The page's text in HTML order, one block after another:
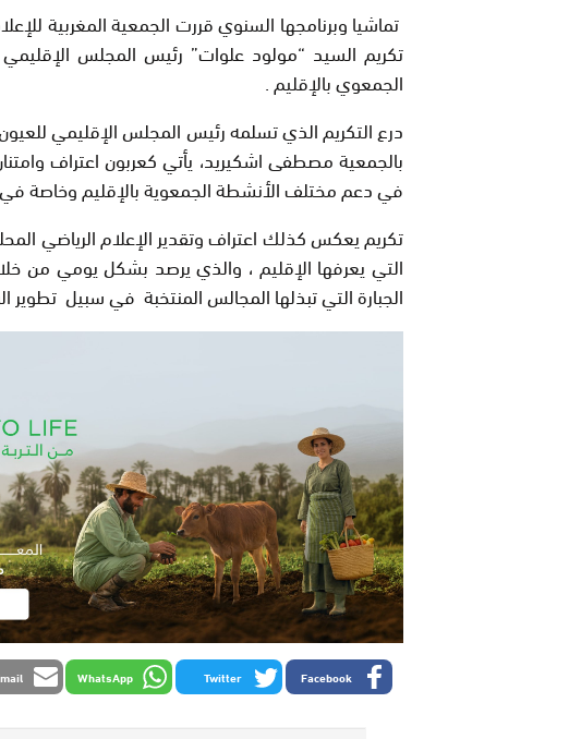
تماشيا وبرنامجها السنوي قررت الجمعية المغربية
تكريم السيد “مولود علوات” رئيس المجلس
الجمعوي بالإقليم .
درع التكريم الذي تسلمه رئيس المجلس الإقليمي
بالجمعية مصطفى اشكيريد، يأتي كعربون اعتراف
في دعم مختلف الأنشطة الجمعوية بالإقليم وخاصة
تكريم يعكس كذلك اعتراف وتقدير الإعلام الرياضي
التي يعرفها الإقليم ، والذي يرصد بشكل يومي من
الجبارة التي تبذلها المجالس المنتخبة في سبيل تطوير
Facebook
Twitter
WhatsApp